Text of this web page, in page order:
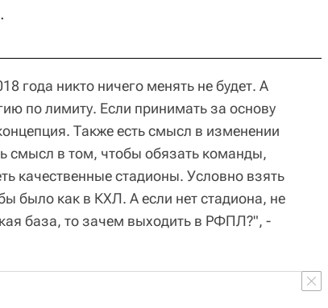
года никто ничего менять не будет. А
по лимиту. Если принимать за основу
Также есть смысл в изменении
смысл в том, чтобы обязать команды,
качественные стадионы. Условно взять
было как в КХЛ. А если нет стадиона, не
база, то зачем выходить в РФПЛ?", -